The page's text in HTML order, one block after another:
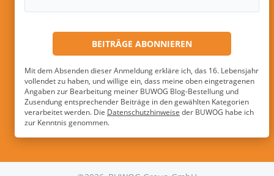
Mit dem Absenden dieser Anmeldung erkläre ich, das 16. Lebensjahr
vollendet zu haben, und willige ein, dass meine oben eingetragenen
Angaben zur Bearbeitung meiner BUWOG Blog-Bestellung und
Zusendung entsprechender Beiträge in den gewählten Kategorien
verarbeitet werden. Die Datenschutzhinweise der BUWOG habe ich
zur Kenntnis genommen.